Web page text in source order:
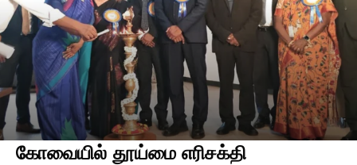
கோவையில் தூய்மை எரிசக்தி